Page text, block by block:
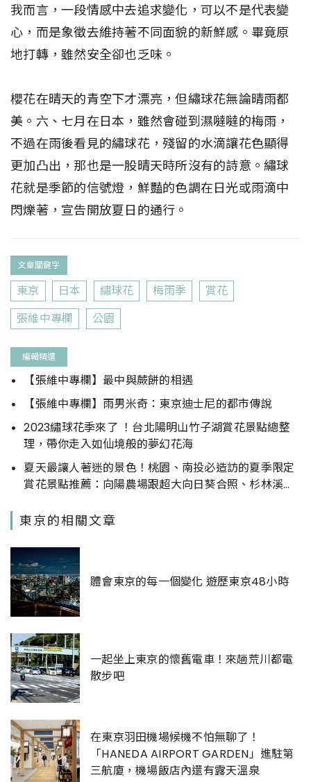
我而言，一段情感中去追求變化，可以不是代表變
心，而是象徵去維持著不同面貌的新鮮感。畢竟原
地打轉，雖然安全卻也乏味。
櫻花在晴天的青空下才漂亮，但繡球花無論晴雨都
美。六、七月在日本，雖然會碰到濕噠噠的梅雨，
不過在雨後看見的繡球花，殘留的水滴讓花色顯得
更加凸出，那也是一股晴天時所沒有的詩意。繡球
花就是季節的信號燈，鮮豔的色調在日光或雨滴中
閃爍著，宣告開放夏日的通行。
文章關鍵字
東京 日本 繡球花 梅雨季
賞花
張維中專欄
公園
編輯精選
【張維中專欄】最中與蕨餅的相遇
【張維中專欄】雨男米奇：東京迪士尼的都市傳說
2023繡球花季來了 ！台北陽明山竹子湖賞花景點總整
理，帶你走入如仙境般的夢幻花海
夏天最讓人著迷的景色！桃園、南投必造訪的夏季限定
賞花景點推薦：向陽農場跟超大向日葵合照、杉林溪看
東京的相關文章
體會東京的每一個變化 遊歷東京48小時
一起坐上東京的懷舊電車！來趟荒川都電
散步吧
在東京羽田機場候機不怕無聊了！
「HANEDA AIRPORT GARDEN」進駐第
三航廈，機場飯店內還有露天溫泉